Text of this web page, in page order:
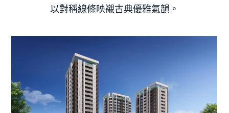
以對稱線條映襯古典優雅氣韻。